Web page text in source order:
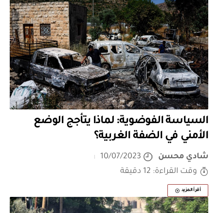
السياسة الفوضوية: لماذا يتأجج الوضع
الأمني في الضفة الغربية؟
شادي محسن
10/07/2023
وقت القراءة: 12 دقيقة
أقرأ المزيد